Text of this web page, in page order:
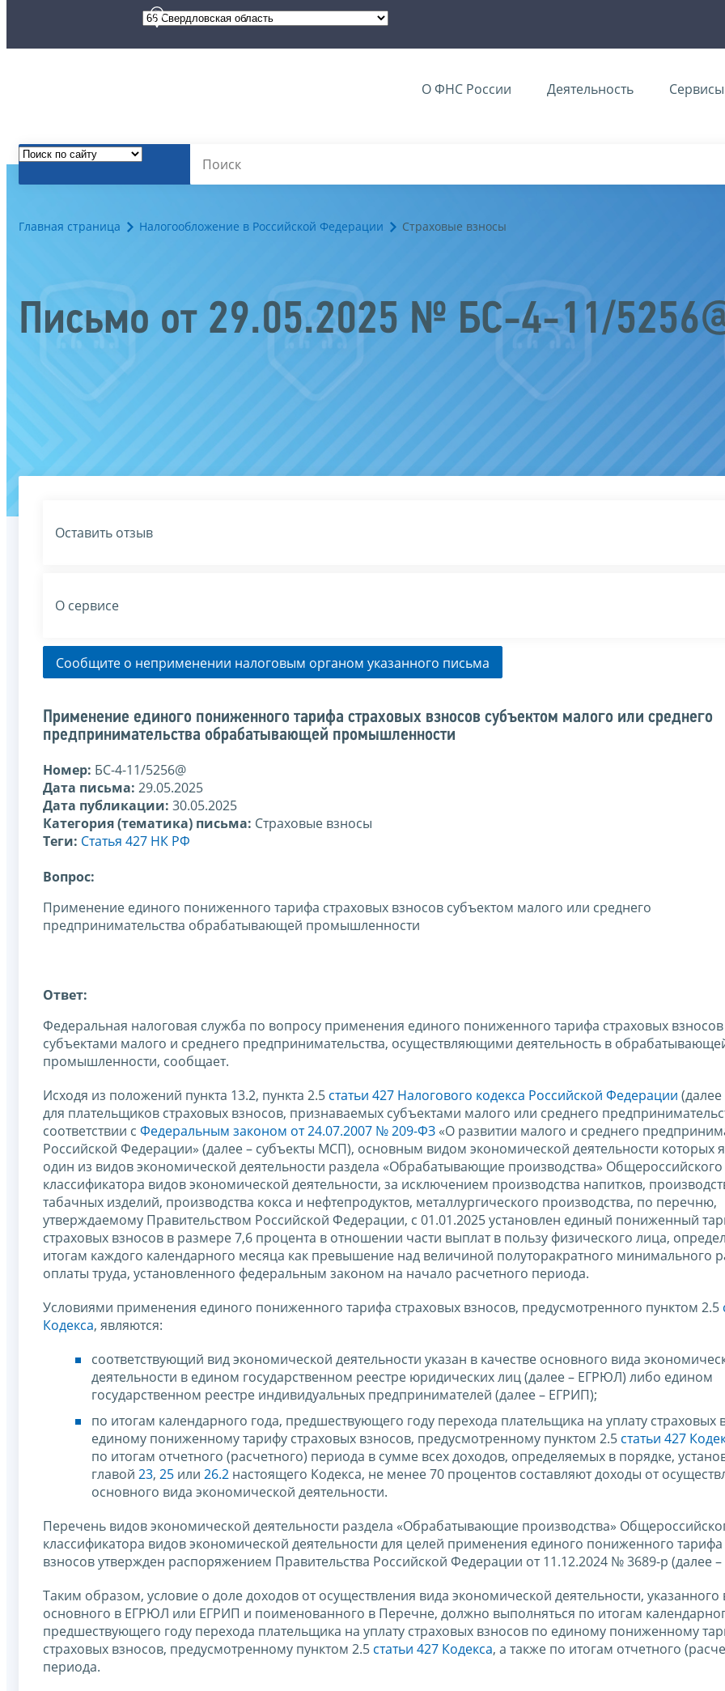
О ФНС России Деятельность Сервисы
Главная страница Налогообложение в Российской Федерации Страховые взносы
Письмо от 29.05.2025 № БС-4-11/
Оставить отзыв
О сервисе
Сообщите о неприменении налоговым органом указанного письма
Применение единого пониженного тарифа страховых взносов субъектом малого или среднего
предпринимательства обрабатывающей промышленности
Номер: БС-4-11/5256@
Дата письма: 29.05.2025
Дата публикации: 30.05.2025
Категория (тематика) письма: Страховые взносы
Теги: Статья 427 НК РФ
Вопрос:
Применение единого пониженного тарифа страховых взносов субъектом малого или среднего
предпринимательства обрабатывающей промышленности
Ответ:
Федеральная налоговая служба по вопросу применения единого пониженного тарифа страховых взносов
субъектами малого и среднего предпринимательства, осуществляющими деятельность в
промышленности, сообщает.
Исходя из положений пункта 13.2, пункта 2.5 статьи 427 Налогового кодекса Российской Федерации (далее
для плательщиков страховых взносов, признаваемых субъектами малого или среднего
соответствии с Федеральным законом от 24.07.2007 № 209-ФЗ «О развитии малого и среднего
Российской Федерации» (далее – субъекты МСП), основным видом экономической деятельности которых
один из видов экономической деятельности раздела «Обрабатывающие производства» Общероссийского
классификатора видов экономической деятельности, за исключением производства напитков,
табачных изделий, производства кокса и нефтепродуктов, металлургического производства, по перечню,
утверждаемому Правительством Российской Федерации, с 01.01.2025 установлен единый пониженный
страховых взносов в размере 7,6 процента в отношении части выплат в пользу физического лица,
итогам каждого календарного месяца как превышение над величиной полуторакратного минимального
оплаты труда, установленного федеральным законом на начало расчетного периода.
Условиями применения единого пониженного тарифа страховых взносов, предусмотренного пунктом 2.5
Кодекса, являются:
соответствующий вид экономической деятельности указан в качестве основного вида
деятельности в едином государственном реестре юридических лиц (далее – ЕГРЮЛ) либо едином
государственном реестре индивидуальных предпринимателей (далее – ЕГРИП);
по итогам календарного года, предшествующего году перехода плательщика на уплату страховых
единому пониженному тарифу страховых взносов, предусмотренному пунктом 2.5 статьи 427
по итогам отчетного (расчетного) периода в сумме всех доходов, определяемых в порядке,
главой 23, 25 или 26.2 настоящего Кодекса, не менее 70 процентов составляют доходы от
основного вида экономической деятельности.
Перечень видов экономической деятельности раздела «Обрабатывающие производства»
классификатора видов экономической деятельности для целей применения единого пониженного тарифа
взносов утвержден распоряжением Правительства Российской Федерации от 11.12.2024 № 3689-р (далее
Таким образом, условие о доле доходов от осуществления вида экономической деятельности, указанного
основного в ЕГРЮЛ или ЕГРИП и поименованного в Перечне, должно выполняться по итогам
предшествующего году перехода плательщика на уплату страховых взносов по единому пониженному
страховых взносов, предусмотренному пунктом 2.5 статьи 427 Кодекса, а также по итогам отчетного
периода.